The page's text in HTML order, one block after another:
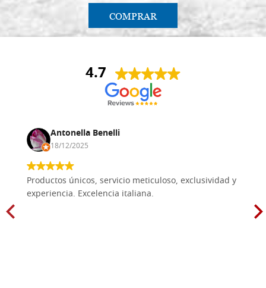
COMPRAR
4.7
Antonella Benelli
18/12/2025
Productos únicos, servicio meticuloso, exclusividad y
experiencia. Excelencia italiana.